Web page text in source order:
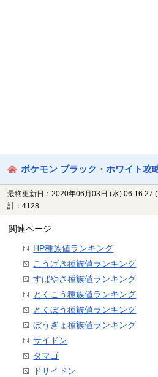
ポケモン ブラック・ホワイト攻
最終更新日：2020年06月03日 (水) 06:16:27
計：4128
関連ページ
HP種族値ランキング
こうげき種族値ランキング
すばやさ種族値ランキング
とくこう種族値ランキング
とくぼう種族値ランキング
ぼうぎょ種族値ランキング
サイドン
タマゴ
ドサイドン